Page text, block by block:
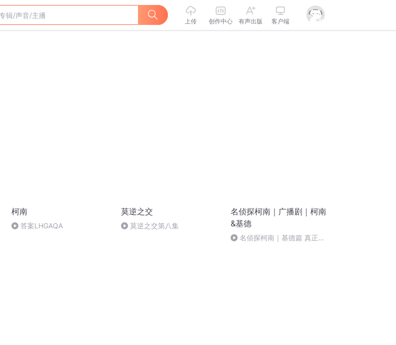
上传 创作中心 有声出版 客户端
柯南
答案LHGAQA
莫逆之交
莫逆之交第八集
名侦探柯南｜广播剧｜柯南
&基德
名侦探柯南｜基德篇 真正的